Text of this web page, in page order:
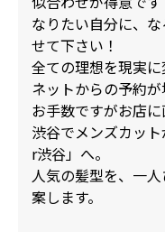
なりたい自分に、
せて下さい！
全ての理想を現実に
ネットからの予約が
お手数ですがお店に
渋谷でメンズカッ
r渋谷」へ。
人気の髪型を、一
案します。